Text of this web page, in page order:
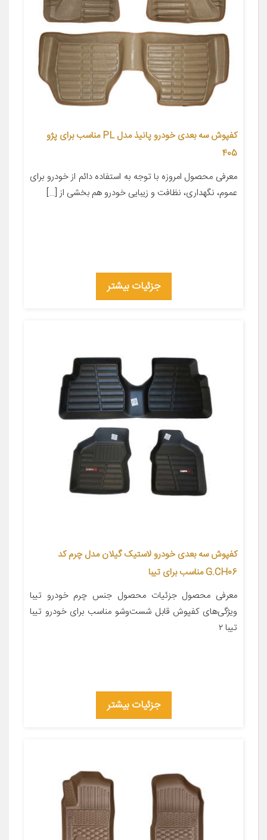
کفپوش سه بعدی خودرو پانیذ مدل PL مناسب برای پژو
405
معرفی محصول امروزه با توجه به استفاده دائم از خودرو برای
عموم، نگهداری، نظافت و زیبایی خودرو هم بخشی از […]
جزئیات بیشتر
کفپوش سه بعدی خودرو لاستیک گیلان مدل چرم کد
G.CH06 مناسب برای تیبا
معرفی محصول جزئیات محصول جنس چرم خودرو تیبا
ویژگی‌های کفپوش قابل شست‌وشو مناسب برای خودرو تیبا
تیبا ۲
جزئیات بیشتر